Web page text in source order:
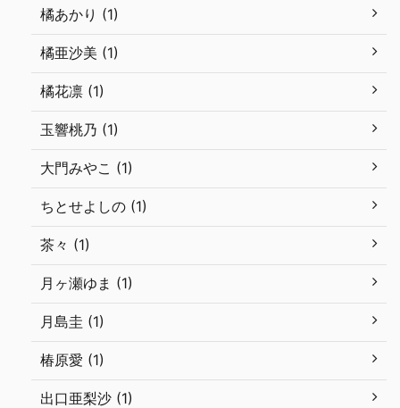
橘あかり (1)
橘亜沙美 (1)
橘花凛 (1)
玉響桃乃 (1)
大門みやこ (1)
ちとせよしの (1)
茶々 (1)
月ヶ瀬ゆま (1)
月島圭 (1)
椿原愛 (1)
出口亜梨沙 (1)